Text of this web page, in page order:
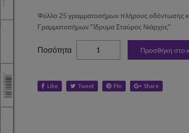
Φύλλο 25 γραμματοσήμων πλήρους οδόντωσης
Γραμματοσήμων "Ίδρυμα Σταύρος Νιάρχος"
Ποσότητα Προσθήκη στο
Like Tweet Pin Share